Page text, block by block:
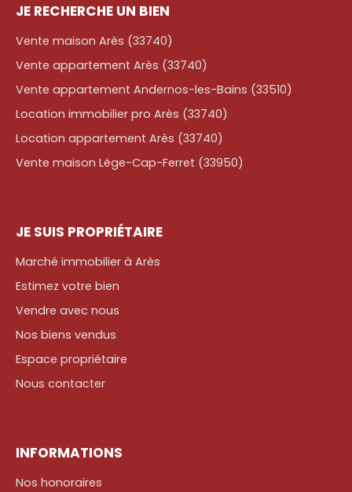
JE RECHERCHE UN BIEN
Vente maison Arès (33740)
Vente appartement Arès (33740)
Vente appartement Andernos-les-Bains (33510)
Location immobilier pro Arès (33740)
Location appartement Arès (33740)
Vente maison Lège-Cap-Ferret (33950)
JE SUIS PROPRIÉTAIRE
Marché immobilier à Arès
Estimez votre bien
Vendre avec nous
Nos biens vendus
Espace propriétaire
Nous contacter
INFORMATIONS
Nos honoraires